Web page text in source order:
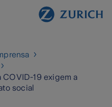
19 exigem a
social